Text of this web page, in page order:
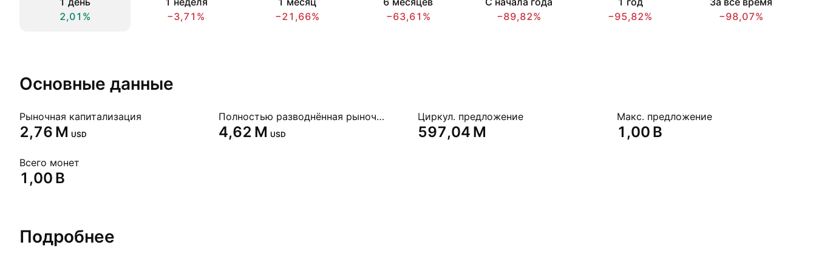
2,01%
−3,71%
−21,66%
−63,61%
−89,82%
−95,82%
−98,07%
Основные данные
Рыночная капитализация
‪2,76 M‬ USD
Полностью разводнённая рыночная капитализация
‪4,62 M‬ USD
Циркул. предложение
‪597,04 M‬
Макс. предложение
‪1,00 B‬
Всего монет
‪1,00 B‬
Подробнее